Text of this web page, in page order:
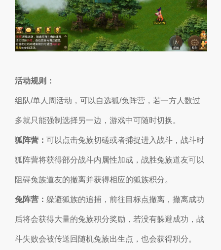
活动规则：
组队/单人周活动，可以自选狐/兔阵营，若一方人数过
多就只能强制选择另一边，游戏中可随时切换。
狐阵营： 可以点击兔族切磋或者捕捉进入战斗，战斗时
狐阵营将获得部分战斗内属性加成，战胜兔族道友可以
阻碍兔族道友的撤离并获得相应的狐族积分。
兔阵营： 躲避狐族的追捕，前往目标点撤离，撤离成功
后将会获得大量的兔族积分奖励，若没有躲避成功，战
斗失败会被传送回随机兔族出生点，也会获得积分。